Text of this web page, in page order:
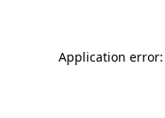
Application